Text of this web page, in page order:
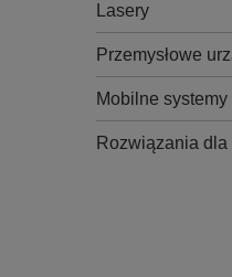
Lasery
Przemysłowe
Mobilne
Rozwiązania